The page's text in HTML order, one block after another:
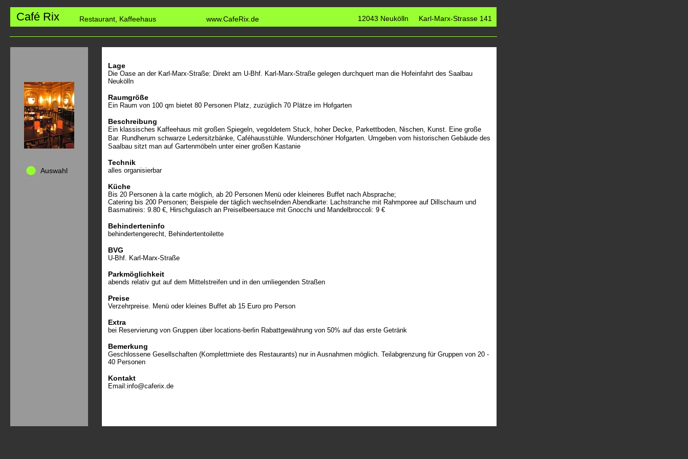
Café Rix www.CafeRix.de 12043 Neukölln Karl-Marx-Strasse 141
Auswahl
Restaurant, Kaffeehaus
Lage
Die Oase an der Karl-Marx-Straße: Direkt am U-Bhf. Karl-Marx-Straße gelegen durchquert man die Hofeinfahrt des Saalbau
Neukölln
Raumgröße
Ein Raum von 100 qm bietet 80 Personen Platz, zuzüglich 70 Plätze im Hofgarten
Beschreibung
Ein klassisches Kaffeehaus mit großen Spiegeln, vegoldetem Stuck, hoher Decke, Parkettboden, Nischen, Kunst. Eine große
Bar. Rundherum schwarze Ledersitzbänke, Caféhausstühle. Wunderschöner Hofgarten. Umgeben vom historischen Gebäude des
Saalbau sitzt man auf Gartenmöbeln unter einer großen Kastanie
Technik
alles organisierbar
Küche
Bis 20 Personen à la carte möglich, ab 20 Personen Menü oder kleineres Buffet nach Absprache;
Catering bis 200 Personen; Beispiele der täglich wechselnden Abendkarte: Lachstranche mit Rahmporee auf Dillschaum und
Basmatireis: 9.80 €, Hirschgulasch an Preiselbeersauce mit Gnocchi und Mandelbroccoli: 9 €
Behinderteninfo
behindertengerecht, Behindertentoilette
BVG
U-Bhf. Karl-Marx-Straße
Parkmöglichkeit
abends relativ gut auf dem Mittelstreifen und in den umliegenden Straßen
Preise
Verzehrpreise. Menü oder kleines Buffet ab 15 Euro pro Person
Extra
bei Reservierung von Gruppen über locations-berlin Rabattgewährung von 50% auf das erste Getränk
Bemerkung
Geschlossene Gesellschaften (Komplettmiete des Restaurants) nur in Ausnahmen möglich. Teilabgrenzung für Gruppen von 20 -
40 Personen
Kontakt
Email:info@caferix.de